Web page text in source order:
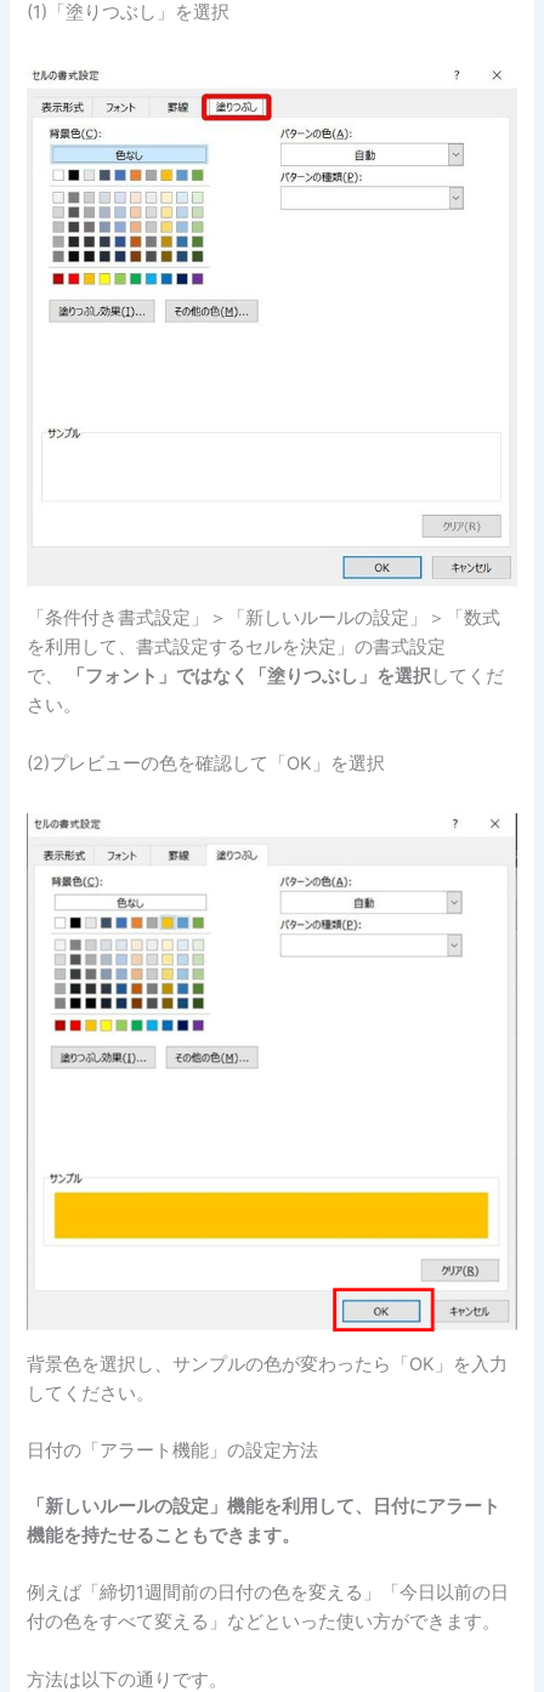
(1)「塗りつぶし」を選択
「条件付き書式設定」＞「新しいルールの設定」＞「数式
を利用して、書式設定するセルを決定」の書式設定
で、
「フォント」ではなく「塗りつぶし」を選択してくだ
さい。
(2)プレビューの色を確認して「OK」を選択
背景色を選択し、サンプルの色が変わったら「OK」を入力
してください。
日付の「アラート機能」の設定方法
「新しいルールの設定」機能を利用して、日付にアラート
機能を持たせることもできます。
例えば「締切1週間前の日付の色を変える」「今日以前の日
付の色をすべて変える」などといった使い方ができます。
方法は以下の通りです。